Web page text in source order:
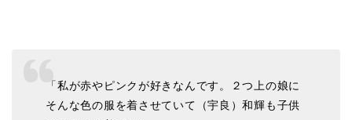
「私が赤やピンクが好きなんです。２つ上の娘に
そんな色の服を着させていて（宇良）和輝も子供